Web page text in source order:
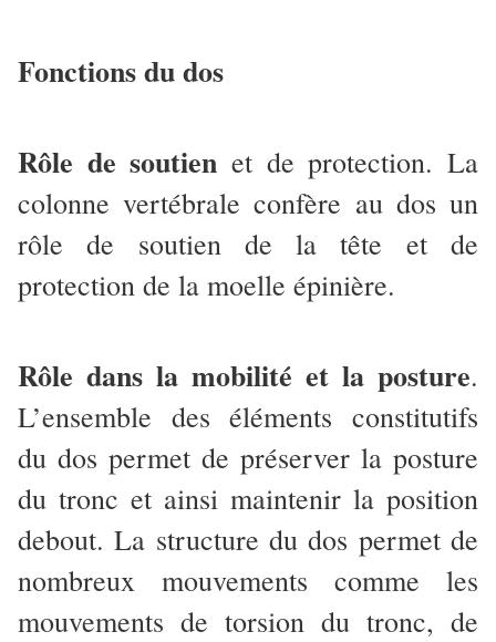
Fonctions du dos
Rôle de soutien et de protection. La
colonne vertébrale confère au dos un
rôle de soutien de la tête et de
protection de la moelle épinière.
Rôle dans la mobilité et la posture.
L’ensemble des éléments constitutifs
du dos permet de préserver la posture
du tronc et ainsi maintenir la position
debout. La structure du dos permet de
nombreux mouvements comme les
mouvements de torsion du tronc, de